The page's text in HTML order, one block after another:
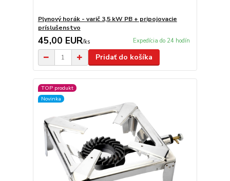
Plynový horák - varič 3,5 kW PB + pripojovacie
príslušenstvo
45,00 EUR/ks Expedícia do 24 hodín
Pridať do košíka
TOP produkt
Novinka